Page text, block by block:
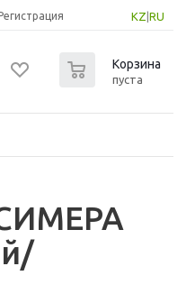
KZ RU
Корзина
пуста